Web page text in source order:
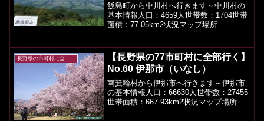
飯島町から中川村へ行きます～中川村の
基本情報人口：4659人世帯数：1704世帯
面積：77.05km2状況マップ場所
号線国道153号線（坂戸峡交差点）から県
道...
【長野県の77市町村に全部行く】
No.60 伊那市（いなし）
南箕輪村から伊那市へ行きます～伊那市
の基本情報人口：66630人世帯数：27455
世帯面積：667.93km2状況マップ場所